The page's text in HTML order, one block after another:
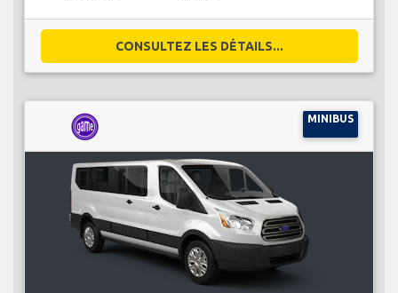
CONSULTEZ LES DÉTAILS...
MINIBUS